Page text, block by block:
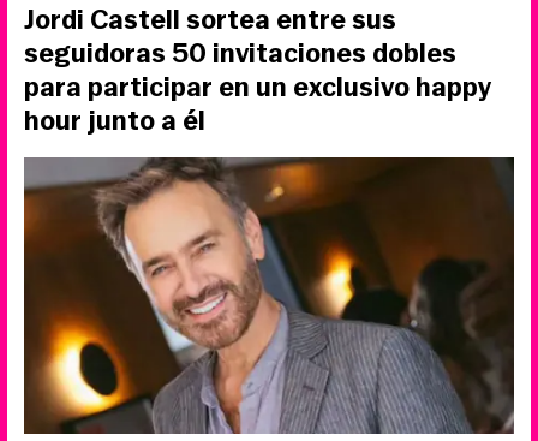
Jordi Castell sortea entre sus
seguidoras 50 invitaciones dobles
para participar en un exclusivo happy
hour junto a él